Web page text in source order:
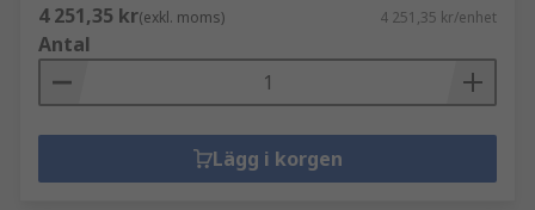
4 251,35 kr(exkl. moms) 4 251,35 kr/enhet
Antal
Lägg i korgen